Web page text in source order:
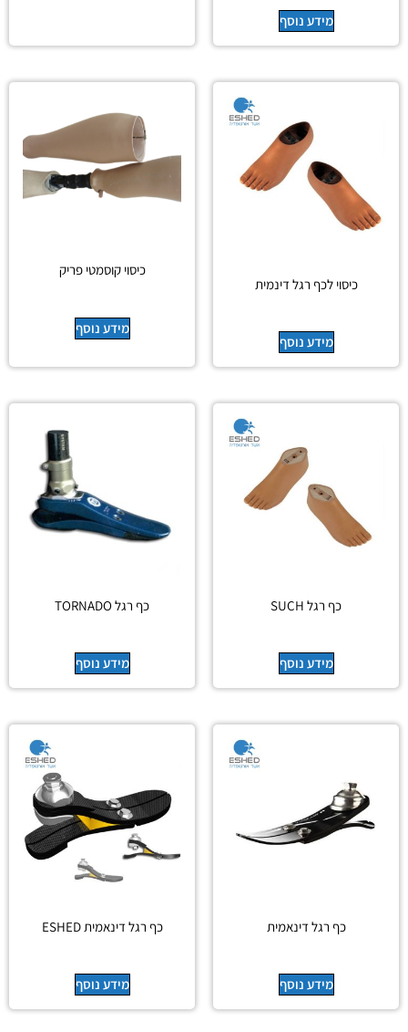
מידע נוסף
כיסוי לכף רגל דינמית
מידע נוסף
כיסוי קוסמטי פריק
מידע נוסף
כף רגל SUCH
מידע נוסף
כף רגל TORNADO
מידע נוסף
כף רגל דינאמית
מידע נוסף
כף רגל דינאמית ESHED
מידע נוסף